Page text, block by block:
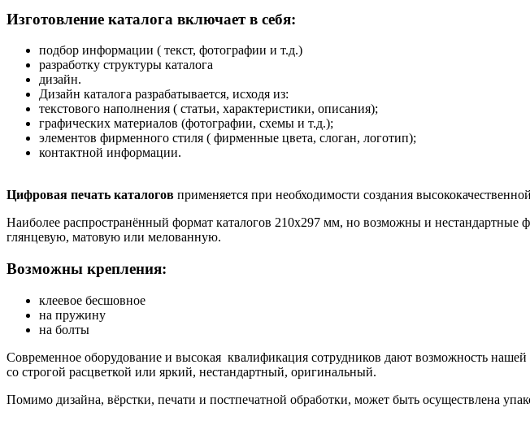
Изготовление каталога включает в себя:
подбор информации ( текст, фотографии и т.д.)
разработку структуры каталога
дизайн.
Дизайн каталога разрабатывается, исходя из:
текстового наполнения ( статьи, характеристики, описания);
графических материалов (фотографии, схемы и т.д.);
элементов фирменного стиля ( фирменные цвета, слоган, логотип);
контактной информации.
Цифровая печать каталогов применяется при необходимости создания
Наиболее распространённый формат каталогов 210х297 мм, но возможны и нестандартные
глянцевую, матовую или мелованную.
Возможны крепления:
клеевое бесшовное
на пружину
на болты
Современное оборудование и высокая квалификация сотрудников дают возможность
со строгой расцветкой или яркий, нестандартный, оригинальный.
Помимо дизайна, вёрстки, печати и постпечатной обработки, может быть осуществлена